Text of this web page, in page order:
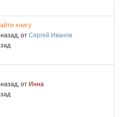
книгу
от Сергей Иванов
от Инна